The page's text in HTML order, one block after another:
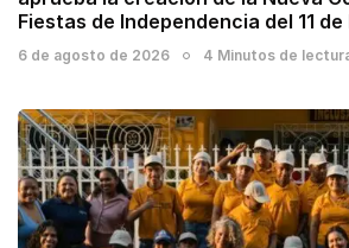
Fiestas de Independencia del 11
6 de agosto de 2026 4 Minutos de